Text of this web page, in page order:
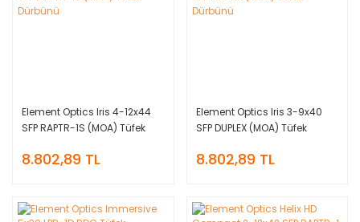
Element Optics Iris 4-12x44
SFP RAPTR-1S (MOA) Tüfek
8.802,89 TL
Element Optics Iris 3-9x40
SFP DUPLEX (MOA) Tüfek
8.802,89 TL